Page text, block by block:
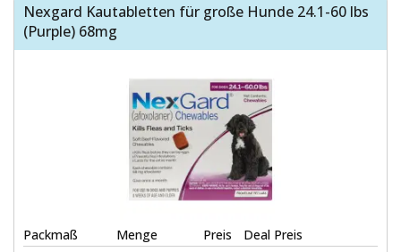
Nexgard Kautabletten für große Hunde 24.1-60 lbs
(Purple) 68mg
Packmaß Menge Preis Deal Preis